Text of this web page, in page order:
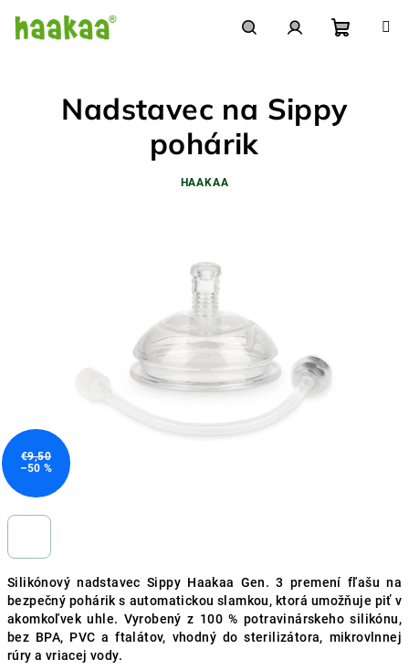
obsah
košík
C
h
a
t
G
P
T
Silikónový nadstavec Sippy Haakaa Gen. 3 premení fľašu na
bezpečný pohárik s automatickou slamkou, ktorá umožňuje piť v
akomkoľvek uhle. Vyrobený z 100 % potravinárskeho silikónu,
bez BPA, PVC a ftalátov, vhodný do sterilizátora, mikrovlnnej
rúry a vriacej vody.
Nadstavec na Sippy
pohárik
HAAKAA
€9,50
–50 %